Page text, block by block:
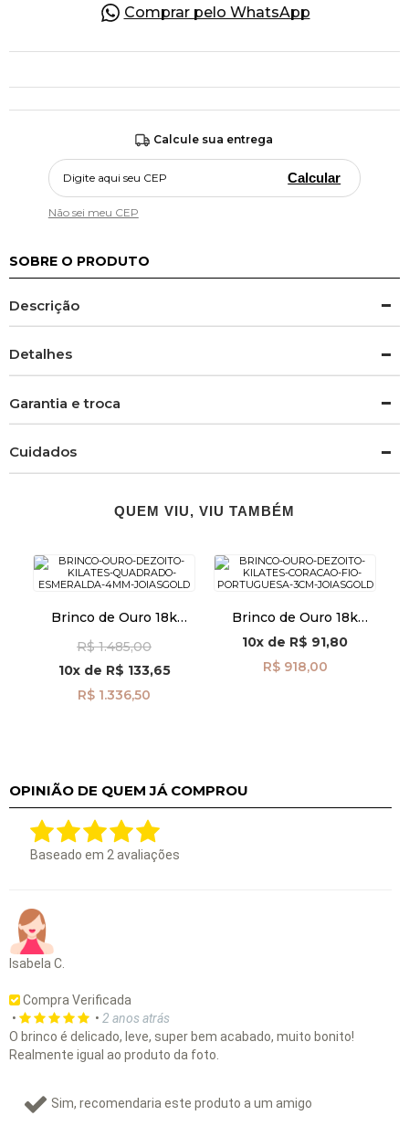
Comprar pelo WhatsApp
Calcule sua entrega
Calcular
Não sei meu CEP
SOBRE O PRODUTO
Descrição
Detalhes
Garantia e troca
Cuidados
QUEM VIU, VIU TAMBÉM
Brinco de Ouro 18k
Esmeralda de 4mm
br29489
R$ 1.485,00
10xde R$ 133,65
R$ 1.336,50
Brinco de Ouro 18k
Coração com Fio
Portuguesa 3cm
br29504
10x de R$ 91,80
R$ 918,00
OPINIÃO DE QUEM JÁ COMPROU
Baseado em 2avaliações
Isabela C.
Compra Verificada
•
• 2 anos atrás
O brinco é delicado, leve, super bem acabado, muito bonito!
Realmente igual ao produto da foto.
Sim, recomendaria este produto a um amigo